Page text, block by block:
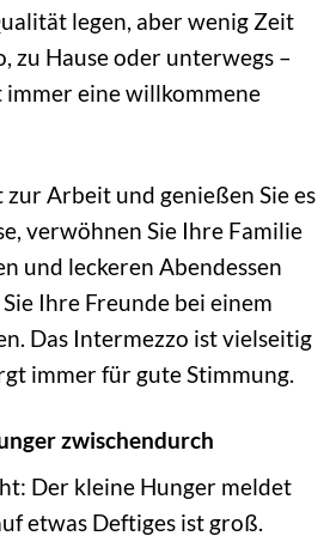
legen, aber wenig Zeit
zu Hause oder unterwegs –
immer eine willkommene
zur Arbeit und genießen Sie es
verwöhnen Sie Ihre Familie
und leckeren Abendessen
Ihre Freunde bei einem
Das Intermezzo ist vielseitig
immer für gute Stimmung.
zwischendurch
Der kleine Hunger meldet
etwas Deftiges ist groß.